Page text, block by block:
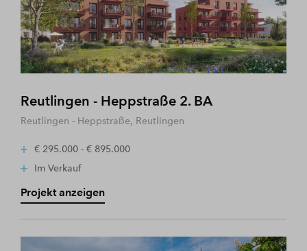
Reutlingen - Heppstraße 2. BA
Reutlingen - Heppstraße, Reutlingen
€ 295.000 - € 895.000
Im Verkauf
Projekt anzeigen